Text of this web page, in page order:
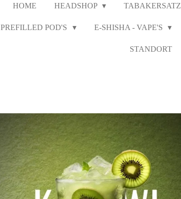
HOME HEADSHOP TABAKERSATZ
PREFILLED POD'S E-SHISHA - VAPE'S
STANDORT